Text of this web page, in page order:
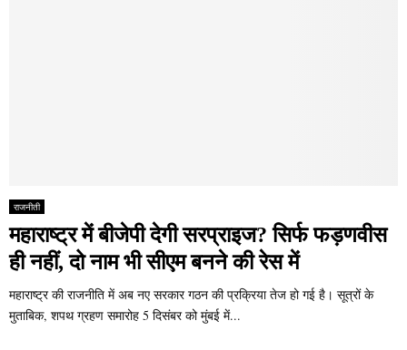
राजनीती
महाराष्ट्र में बीजेपी देगी सरप्राइज? सिर्फ फड़णवीस
ही नहीं, दो नाम भी सीएम बनने की रेस में
महाराष्ट्र की राजनीति में अब नए सरकार गठन की प्रक्रिया तेज हो गई है। सूत्रों के
मुताबिक, शपथ ग्रहण समारोह 5 दिसंबर को मुंबई में...